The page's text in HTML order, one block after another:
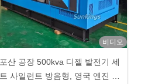
비디오
포산 공장 500kva 디젤 발전기 세
트 사일런트 방음형, 영국 엔진 탑